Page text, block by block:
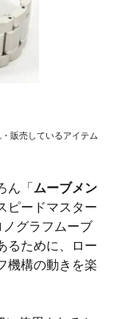
販売しているアイテム
ん「 ムーブメン
ピードマスター
ノグラフムーブ
るために、ロー
機構の動きを楽